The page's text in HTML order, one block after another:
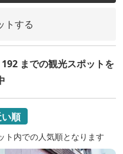
トする
までの観光スポットを
順
内での人気順となります